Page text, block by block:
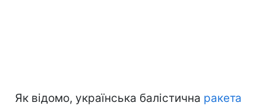
Як відомо, українська балістична ракета